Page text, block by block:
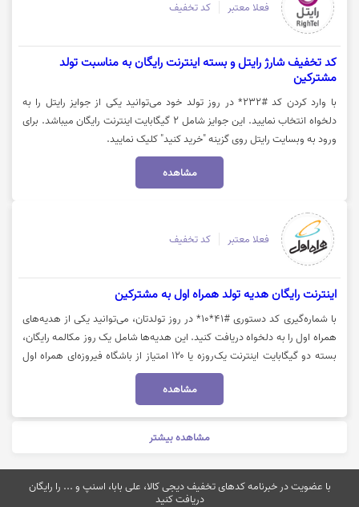
فعلا معتبر کد تخفیف
کد تخفیف شارژ رایتل و بسته اینترنت رایگان به مناسبت تولد
مشترکین
با وارد کردن کد #232* در روز تولد خود می‎‌توانید یکی از جوایز رایتل را به
دلخواه انتخاب نمایید. این جوایز شامل 2 گیگابایت اینترنت رایگان میباشد. برای
ورود به وبسایت رایتل روی گزینه "خرید کنید" کلیک نمایید.
مشاهده
فعلا معتبر کد تخفیف
اینترنت رایگان هدیه تولد همراه اول به مشترکین
با شماره‌گیری کد دستوری #41*10* در روز تولدتان، می‌توانید یکی از هدیه‌های
همراه اول را به دلخواه دریافت کنید. این هدیه‌ها شامل یک روز مکالمه رایگان،
بسته دو گیگابایت اینترنت یک‌روزه یا ۱۲۰ امتیاز از باشگاه فیروزه‌ای همراه اول
می‌شود. توجه داشته باشید که این فرصت تنها در روز تولد هر کاربر قابل
استفاده است. برای مشاهده خبر در وب‌سایت همراه اول و دریافت مکالمه یا
مشاهده
مشاهده بیشتر
با عضویت در خبرنامه کدهای تخفیف دیجی کالا، علی بابا، اسنپ و ... را رایگان
دریافت کنید